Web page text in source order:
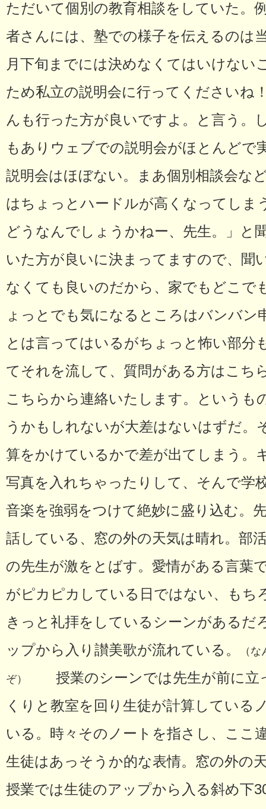
ただいて個別の教育相談をしていた。
者さんには、塾での様子を伝えるのは
月下旬までには決めなくてはいけない
ため私立の説明会に行ってくださいね
んも行った方が良いですよ。と言う。
もありウェブでの説明会がほとんどで
説明会はほぼない。まあ個別相談会な
はちょっとハードルが高くなってしま
どうなんでしょうかねー、先生。」と
いた方が良いに決まってますので、聞
なくても良いのだから、家でもどこで
ょっとでも気になるところはバンバン
とは言ってはいるがちょっと怖い部分
てそれを流して、質問がある方はこち
こちらから連絡いたします。というも
うかもしれないが大差はないはずだ。
算をかけているかで差が出てしまう。
写真を入れちゃったりして、そんで学
音楽を強弱をつけて絶妙に盛り込む。
話している、窓の外の天気は晴れ。部
の先生が激をとばす。愛情がある言葉
がピカピカしている日ではない、もち
きっと礼拝をしているシーンがあるだ
ップから入り讃美歌が流れている。
（
ぞ）
授業のシーンでは先生が前に立
くりと教室を回り生徒が計算している
いる。時々そのノートを指さし、ここ
生徒はあっそうか的な表情。窓の外の
授業では生徒のアップから入る斜め下